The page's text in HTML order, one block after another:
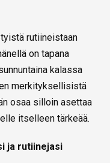
rutiineistaan
on tapana
kalassa
merkityksellisistä
osaa silloin asettaa
itselleen tärkeää.
ja rutiinejasi